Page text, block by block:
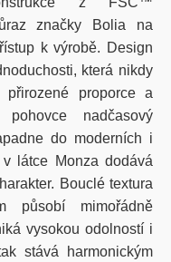
značky Bolia na
k výrobě. Design
která nikdy
proporce a
nadčasový
do moderních i
látce Monza dodává
Bouclé textura
působí mimořádně
vysokou odolností i
stává harmonickým